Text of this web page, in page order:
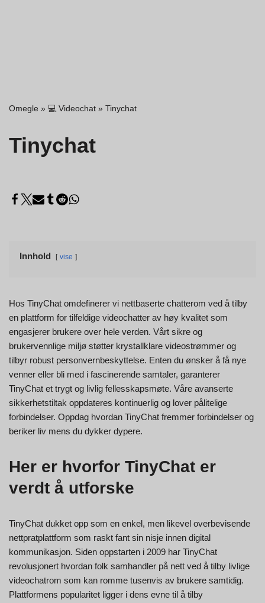
Omegle » 💻 Videochat » Tinychat
Tinychat
Innhold vise
Hos TinyChat omdefinerer vi nettbaserte chatterom ved å tilby
en plattform for tilfeldige videochatter av høy kvalitet som
engasjerer brukere over hele verden. Vårt sikre og
brukervennlige miljø støtter krystallklare videostrømmer og
tilbyr robust personvernbeskyttelse. Enten du ønsker å få nye
venner eller bli med i fascinerende samtaler, garanterer
TinyChat et trygt og livlig fellesskapsmøte. Våre avanserte
sikkerhetstiltak oppdateres kontinuerlig og lover pålitelige
forbindelser. Oppdag hvordan TinyChat fremmer forbindelser og
beriker liv mens du dykker dypere.
Her er hvorfor TinyChat er
verdt å utforske
TinyChat dukket opp som en enkel, men likevel overbevisende
nettpratplattform som raskt fant sin nisje innen digital
kommunikasjon. Siden oppstarten i 2009 har TinyChat
revolusjonert hvordan folk samhandler på nett ved å tilby livlige
videochatrom som kan romme tusenvis av brukere samtidig.
Plattformens popularitet ligger i dens evne til å tilby